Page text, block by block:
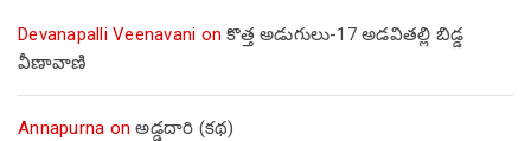
Devanapalli Veenavani onకొత్త అడుగులు-17 అడవితల్లి బిడ్డ
వీణావాణి
Annapurna onఅడ్డదారి (కథ)